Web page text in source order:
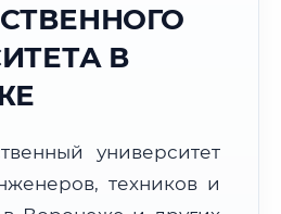
394000–394999
МСК (UTC+3)
В
университет
техников и